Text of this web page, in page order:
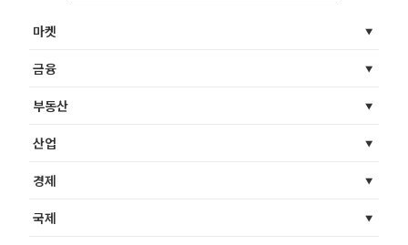
마켓
금융
부동산
산업
경제
국제